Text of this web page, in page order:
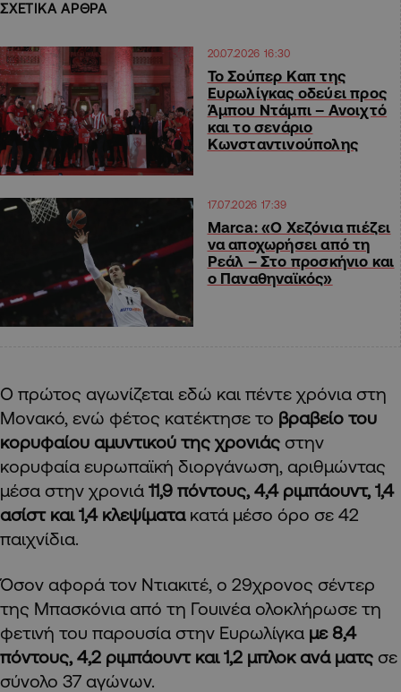
ΣΧΕΤΙΚΑ ΑΡΘΡΑ
20.07.2026 16:30
Το Σούπερ Καπ της
Ευρωλίγκας οδεύει προς
Άμπου Ντάμπι – Ανοιχτό
και το σενάριο
Κωνσταντινούπολης
17.07.2026 17:39
Marca: «Ο Χεζόνια πιέζει
να αποχωρήσει από τη
Ρεάλ – Στο προσκήνιο και
ο Παναθηναϊκός»
Ο πρώτος αγωνίζεται εδώ και πέντε χρόνια στη
Μονακό, ενώ φέτος κατέκτησε το βραβείο του
κορυφαίου αμυντικού της χρονιάς στην
κορυφαία ευρωπαϊκή διοργάνωση, αριθμώντας
μέσα στην χρονιά 11,9 πόντους, 4,4 ριμπάουντ, 1,4
ασίστ και 1,4 κλεψίματα κατά μέσο όρο σε 42
παιχνίδια.
Όσον αφορά τον Ντιακιτέ, ο 29χρονος σέντερ
της Μπασκόνια από τη Γουινέα ολοκλήρωσε τη
φετινή του παρουσία στην Ευρωλίγκα με 8,4
πόντους, 4,2 ριμπάουντ και 1,2 μπλοκ ανά ματς σε
σύνολο 37 αγώνων.